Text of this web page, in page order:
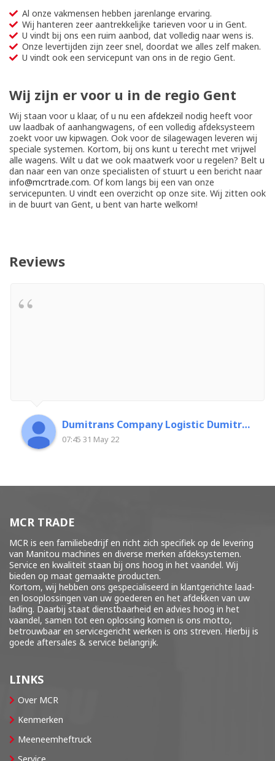
Al onze vakmensen hebben jarenlange ervaring.
Wij hanteren zeer aantrekkelijke tarieven voor u in Gent.
U vindt bij ons een ruim aanbod, dat volledig naar wens is.
Onze levertijden zijn zeer snel, doordat we alles zelf maken.
U vindt ook een servicepunt van ons in de regio Gent.
Wij zijn er voor u in de regio Gent
Wij staan voor u klaar, of u nu een afdekzeil nodig heeft voor
uw laadbak of aanhangwagens, of een volledig afdeksysteem
zoekt voor uw kipwagen. Ook voor de silagewagen leveren wij
speciale systemen. Kortom, bij ons kunt u terecht met vrijwel
alle wagens. Wilt u dat we ook maatwerk voor u regelen? Belt u
dan naar een van onze specialisten of stuurt u een bericht naar
info@mcrtrade.com. Of kom langs bij een van onze
servicepunten. U vindt een overzicht op onze site. Wij zitten ook
in de buurt van Gent, u bent van harte welkom!
Reviews
Dumitrans Company Logistic Dumitrascu Florin
07:45 31 May 22
MCR TRADE
MCR is een familiebedrijf en richt zich specifiek op de levering
van Manitou machines en diverse merken afdeksystemen.
Service en kwaliteit staan bij ons hoog in het vaandel. Wij
bieden op maat gemaakte producten.
Kortom, wij hebben ons gespecialiseerd in klantgerichte laad-
en losoplossingen van uw goederen en het afdekken van uw
lading. Daarbij staat dienstbaarheid en advies hoog in het
vaandel, samen tot een oplossing komen is ons motto,
betrouwbaar en servicegericht werken is ons streven. Hierbij is
goede aftersales & service belangrijk.
LINKS
Over MCR
Kenmerken
Meeneemheftruck
Service